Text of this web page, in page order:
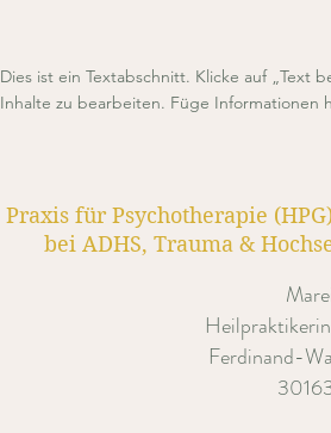
Dies ist ein Textabschnitt. Klicke auf „Text
Inhalte zu bearbeiten. Füge Informationen
Ferdinand-
Praxis für Psychotherapie
bei ADHS, Trauma &